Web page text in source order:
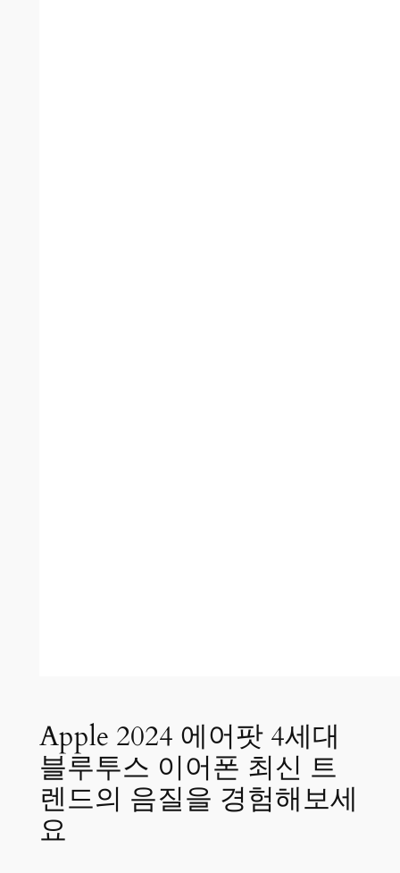
Apple 2024 에어팟 4세대
블루투스 이어폰 최신 트
렌드의 음질을 경험해보세
요